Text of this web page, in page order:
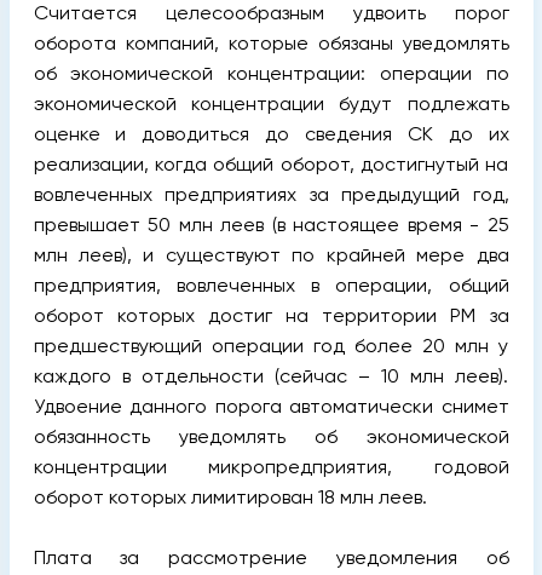
Считается целесообразным удвоить порог
оборота компаний, которые обязаны уведомлять
об экономической концентрации: операции по
экономической концентрации будут подлежать
оценке и доводиться до сведения СК до их
реализации, когда общий оборот, достигнутый на
вовлеченных предприятиях за предыдущий год,
превышает 50 млн леев (в настоящее время - 25
млн леев), и существуют по крайней мере два
предприятия, вовлеченных в операции, общий
оборот которых достиг на территории РМ за
предшествующий операции год более 20 млн у
каждого в отдельности (сейчас – 10 млн леев).
Удвоение данного порога автоматически снимет
обязанность уведомлять об экономической
концентрации микропредприятия, годовой
оборот которых лимитирован 18 млн леев.
Плата за рассмотрение уведомления об